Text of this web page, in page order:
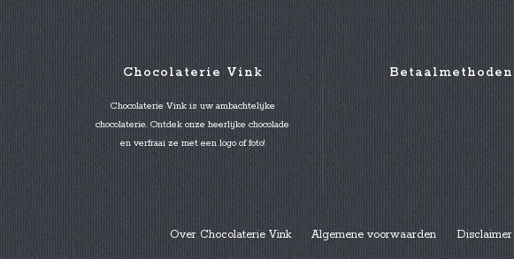
Chocolaterie Vink
Chocolaterie Vink is uw ambachtelijke
chocolaterie. Ontdek onze heerlijke chocolade
en verfraai ze met een logo of foto!
Betaalmethoden
Over Chocolaterie Vink Algemene voorwaarden Disclaimer